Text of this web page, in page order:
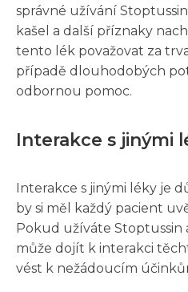
správné užívání
kašel a další příznaky
tento lék považovat za
případě dlouhodobých
odbornou pomoc.
Interakce s jinými
Interakce s jinými léky je
by si měl každý pacient
Pokud užíváte Stoptussin
může dojít k interakci
vést k nežádoucím